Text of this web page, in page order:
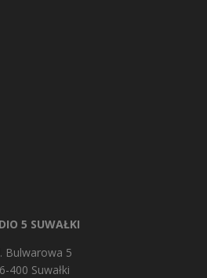
5 SUWAŁKI
Bulwarowa 5
400 Suwałki